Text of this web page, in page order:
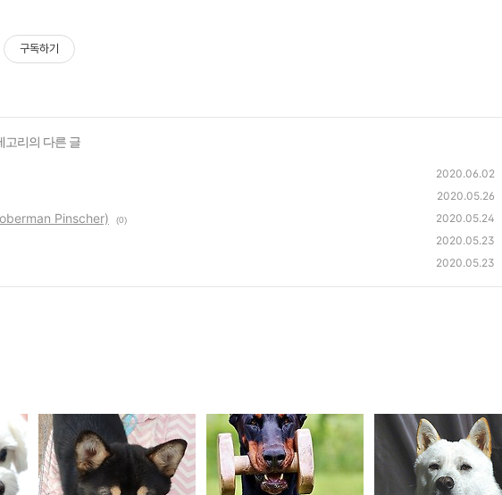
구독하기
고리의 다른 글
2020.06.02
2020.05.26
Pinscher) (0) 2020.05.24
2020.05.23
2020.05.23